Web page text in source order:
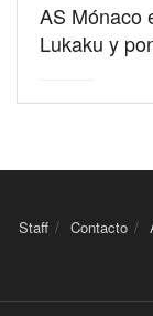
AS Mónaco
Lukaku y
Staff Contacto